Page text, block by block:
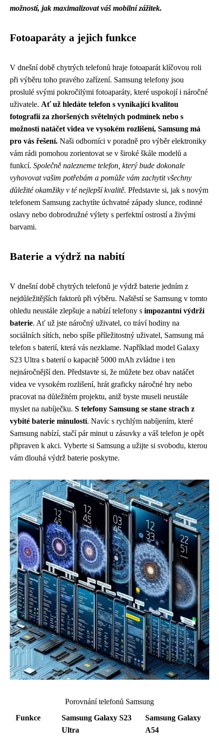
možností, jak maximalizovat váš mobilní zážitek.
Fotoaparáty a jejich funkce
V dnešní době chytrých telefonů hraje fotoaparát klíčovou roli
při výběru toho pravého zařízení. Samsung telefony jsou
proslulé svými pokročilými fotoaparáty, které uspokojí i náročné
uživatele. Ať už hledáte telefon s vynikající kvalitou
fotografií za zhoršených světelných podmínek nebo s
možností natáčet videa ve vysokém rozlišení, Samsung má
pro vás řešení. Naši odborníci v poradně pro výběr elektroniky
vám rádi pomohou zorientovat se v široké škále modelů a
funkcí. Společně nalezneme telefon, který bude dokonale
vyhovovat vašim potřebám a pomůže vám zachytit všechny
důležité okamžiky v té nejlepší kvalitě. Představte si, jak s novým
telefonem Samsung zachytíte úchvatné západy slunce, rodinné
oslavy nebo dobrodružné výlety s perfektní ostrostí a živými
barvami.
Baterie a výdrž na nabití
V dnešní době chytrých telefonů je výdrž baterie jedním z
nejdůležitějších faktorů při výběru. Naštěstí se Samsung v tomto
ohledu neustále zlepšuje a nabízí telefony s impozantní výdrží
baterie. Ať už jste náročný uživatel, co tráví hodiny na
sociálních sítích, nebo spíše příležitostný uživatel, Samsung má
telefon s baterií, která vás nezklame. Například model Galaxy
S23 Ultra s baterií o kapacitě 5000 mAh zvládne i ten
nejnáročnější den. Představte si, že můžete bez obav natáčet
videa ve vysokém rozlišení, hrát graficky náročné hry nebo
pracovat na důležitém projektu, aniž byste museli neustále
myslet na nabíječku. S telefony Samsung se stane strach z
vybité baterie minulostí. Navíc s rychlým nabíjením, které
Samsung nabízí, stačí pár minut u zásuvky a váš telefon je opět
připraven k akci. Vyberte si Samsung a užijte si svobodu, kterou
vám dlouhá výdrž baterie poskytne.
Porovnání telefonů Samsung
Funkce
Samsung Galaxy S23
Ultra
Samsung Galaxy
A54